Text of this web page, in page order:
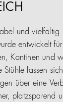
und vielfältig
entwickelt
Kantinen und
lassen
über eine
platzsparend